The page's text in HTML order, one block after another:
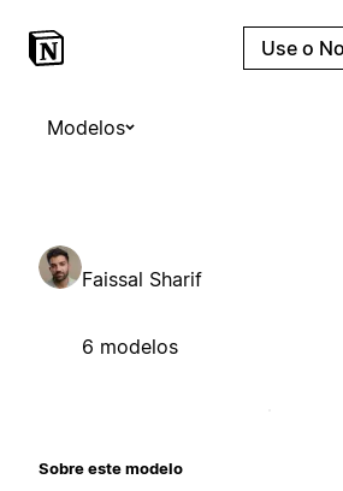
Use o
Modelos
Faissal Sharif
6 modelos
Sobre este modelo